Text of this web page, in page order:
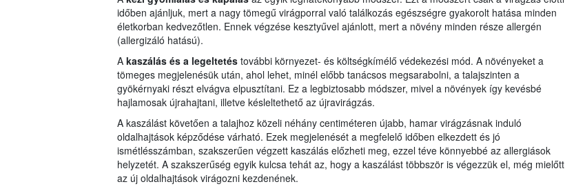
időben ajánljuk, mert a nagy tömegű virágporral való találkozás egészségre gyakorolt hatása minden
életkorban kedvezőtlen. Ennek végzése kesztyűvel ajánlott, mert a növény minden része allergén
(allergizáló hatású).
A kaszálás és a legeltetés további környezet- és költségkímélő védekezési mód. A növényeket a
tömeges megjelenésük után, ahol lehet, minél előbb tanácsos megsarabolni, a talajszinten a
gyökérnyaki részt elvágva elpusztítani. Ez a legbiztosabb módszer, mivel a növények így kevésbé
hajlamosak újrahajtani, illetve késleltethető az újravirágzás.
A kaszálást követően a talajhoz közeli néhány centiméteren újabb, hamar virágzásnak induló
oldalhajtások képződése várható. Ezek megjelenését a megfelelő időben elkezdett és jó
ismétlésszámban, szakszerűen végzett kaszálás előzheti meg, ezzel téve könnyebbé az allergiások
helyzetét. A szakszerűség egyik kulcsa tehát az, hogy a kaszálást többször is végezzük el, még mielőtt
az új oldalhajtások virágozni kezdenének.